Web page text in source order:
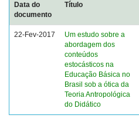
Data do
documento
Título
22-Fev-2017
Um estudo sobre a
abordagem dos
conteúdos
estocásticos na
Educação Básica no
Brasil sob a ótica da
Teoria Antropológica
do Didático